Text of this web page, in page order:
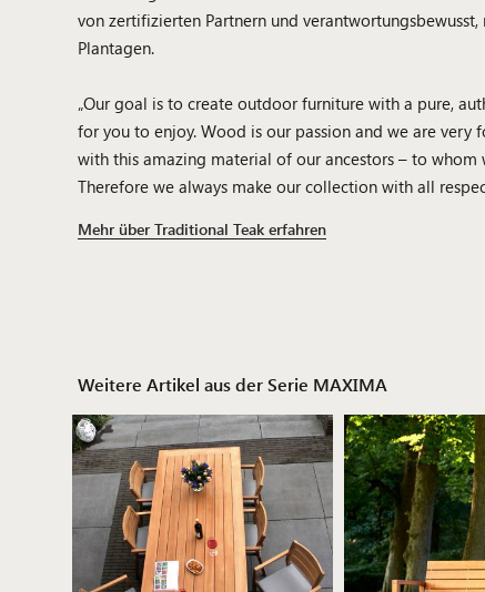
von zertifizierten Partnern und
Plantagen.
„Our goal is to create outdoor furniture with a pure,
for you to enjoy. Wood is our passion and we are very
with this amazing material of our ancestors – to whom
Therefore we always make our collection with all
Mehr über Traditional Teak erfahren
Weitere Artikel aus der Serie MAXIMA